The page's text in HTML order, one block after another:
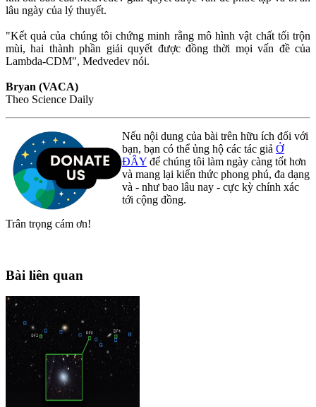
lâu ngày của lý thuyết.
"Kết quả của chúng tôi chứng minh rằng mô hình vật chất tối trộn
mùi, hai thành phần giải quyết được đồng thời mọi vấn đề của
Lambda-CDM", Medvedev nói.
Bryan (VACA)
Theo Science Daily
Nếu nội dung của bài trên hữu ích đối với
bạn, bạn có thể ủng hộ các tác giả Ở
ĐÂY để chúng tôi làm ngày càng tốt hơn
và mang lại kiến thức phong phú, đa dạng
và - như bao lâu nay - cực kỳ chính xác
tới cộng đồng.
Trân trọng cám ơn!
Bài liên quan